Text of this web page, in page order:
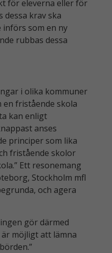
för eleverna eller för
dessa krav ska
införs som en ny
rubbas dessa
i olika kommuner
en fristående skola
kan enligt
anses
principer som lika
fristående skolor
Ett resonemang
Stockholm mfl
och agera
gör därmed
möjligt att lämna